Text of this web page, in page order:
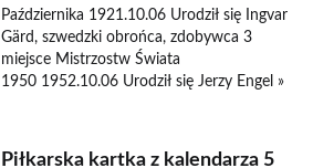
Października 1921.10.06 Urodził się Ingvar
Gärd, szwedzki obrońca, zdobywca 3
miejsce Mistrzostw Świata
1950 1952.10.06 Urodził się Jerzy Engel »
Piłkarska kartka z kalendarza 5